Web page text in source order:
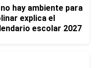
hay ambiente para
explica el
escolar 2027